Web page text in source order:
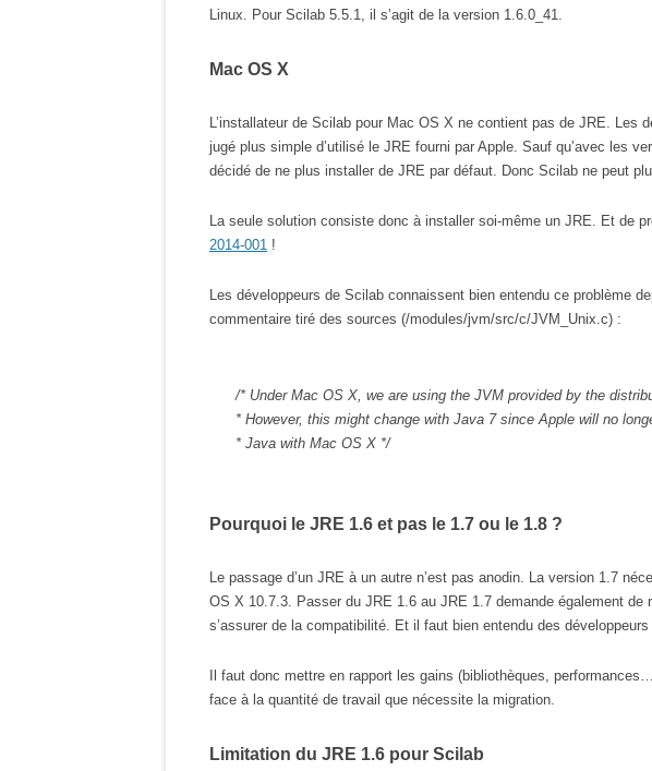
Linux. Pour Scilab 5.5.1, il s’agit de la version 1.6.0_41.
Mac OS X
L’installateur de Scilab pour Mac OS X ne contient pas de JRE. Les
jugé plus simple d’utilisé le JRE fourni par Apple. Sauf qu’avec les
décidé de ne plus installer de JRE par défaut. Donc Scilab ne peut
La seule solution consiste donc à installer soi-même un JRE. Et de
2014-001 !
Les développeurs de Scilab connaissent bien entendu ce problème
commentaire tiré des sources (/modules/jvm/src/c/JVM_Unix.c) :
/* Under Mac OS X, we are using the JVM provided by the
* However, this might change with Java 7 since Apple will no
* Java with Mac OS X */
Pourquoi le JRE 1.6 et pas le 1.7 ou le 1.8 ?
Le passage d’un JRE à un autre n’est pas anodin. La version 1.7
OS X 10.7.3. Passer du JRE 1.6 au JRE 1.7 demande également de
s’assurer de la compatibilité. Et il faut bien entendu des
Il faut donc mettre en rapport les gains (bibliothèques,
face à la quantité de travail que nécessite la migration.
Limitation du JRE 1.6 pour Scilab